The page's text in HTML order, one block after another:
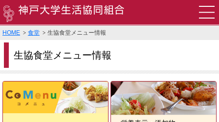
食堂
購買
書籍・印刷・TOEIC申込
旅行・教習所・住まい・袴・その他サービス
HOME 食堂 生協食堂メニュー情報
生協食堂メニュー情報